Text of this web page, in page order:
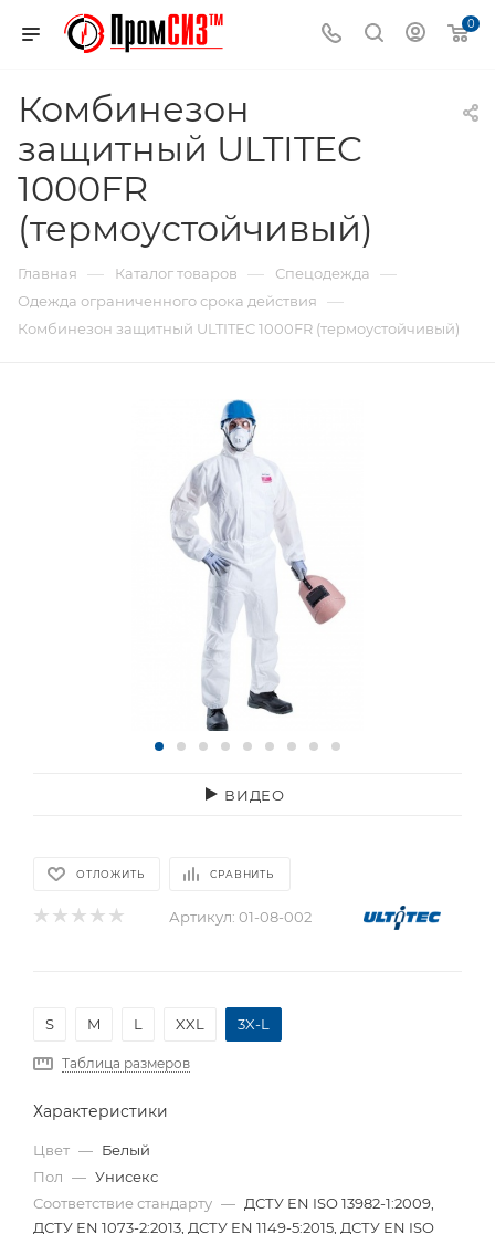
0
Комбинезон
защитный ULTITEC
1000FR
(термоустойчивый)
Главная — Каталог товаров — Спецодежда —
Одежда ограниченного срока действия —
Комбинезон защитный ULTITEC 1000FR (термоустойчивый)
ВИДЕО
ОТЛОЖИТЬ СРАВНИТЬ
Артикул: 01-08-002
S M L XXL 3X-L
Таблица размеров
Характеристики
Цвет — Белый
Пол — Унисекс
Соответствие стандарту — ДСТУ EN ISO 13982-1:2009,
ДСТУ EN 1073-2:2013, ДСТУ EN 1149-5:2015, ДСТУ EN ISO